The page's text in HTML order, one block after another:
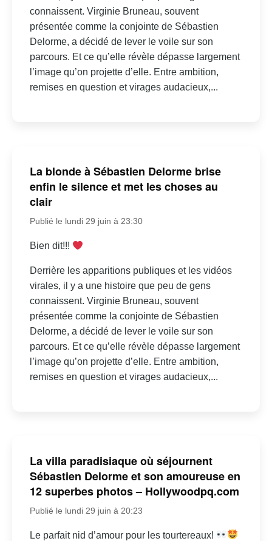
connaissent. Virginie Bruneau, souvent
présentée comme la conjointe de Sébastien
Delorme, a décidé de lever le voile sur son
parcours. Et ce qu’elle révèle dépasse largement
l’image qu’on projette d’elle. Entre ambition,
remises en question et virages audacieux,...
La blonde à Sébastien Delorme brise
enfin le silence et met les choses au
clair
Publié le lundi 29 juin à 23:30
Bien dit!!!
Derrière les apparitions publiques et les vidéos
virales, il y a une histoire que peu de gens
connaissent. Virginie Bruneau, souvent
présentée comme la conjointe de Sébastien
Delorme, a décidé de lever le voile sur son
parcours. Et ce qu’elle révèle dépasse largement
l’image qu’on projette d’elle. Entre ambition,
remises en question et virages audacieux,...
La villa paradisiaque où séjournent
Sébastien Delorme et son amoureuse en
12 superbes photos – Hollywoodpq.com
Publié le lundi 29 juin à 20:23
Le parfait nid d’amour pour les tourtereaux!